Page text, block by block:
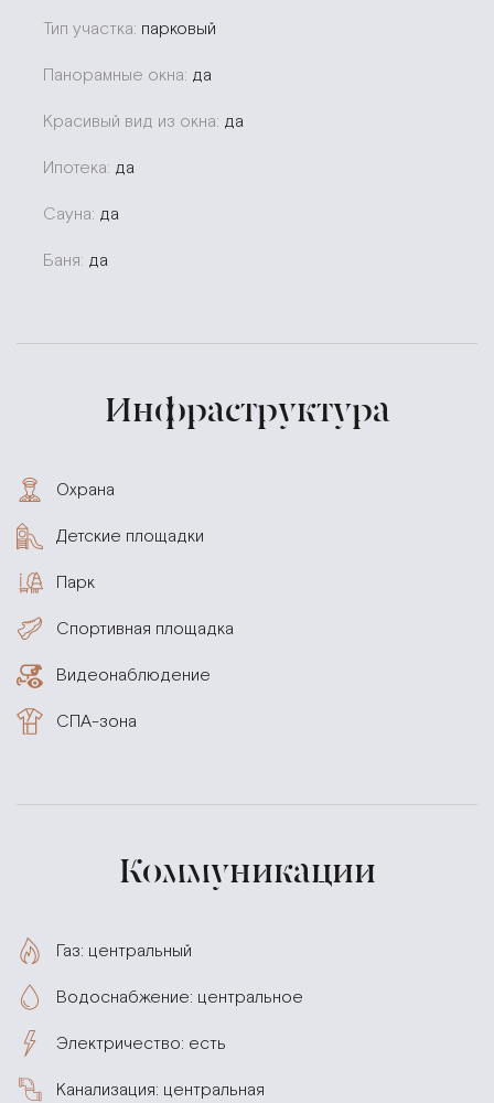
Тип участка: парковый
Панорамные окна: да
Красивый вид из окна: да
Ипотека: да
Сауна: да
Баня: да
Инфраструктура
Охрана
Детские площадки
Парк
Спортивная площадка
Видеонаблюдение
СПА-зона
Коммуникации
Газ: центральный
Водоснабжение: центральное
Электричество: есть
Канализация: центральная